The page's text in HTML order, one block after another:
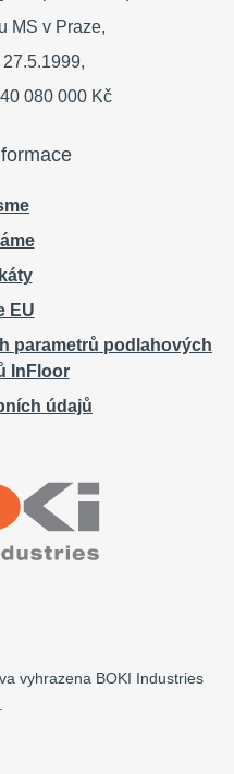
MS v Praze,
080 000 Kč
EU
parametrů podlahových
InFloor
údajů
vyhrazena BOKI Industries